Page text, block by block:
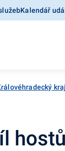
Kalendář
kraj